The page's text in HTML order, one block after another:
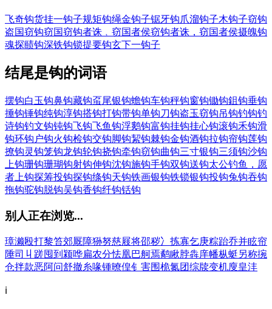
飞奇钩货挂一钩子规矩钩绳金钩子锯牙钩爪溜钩子木钩子窃钩
盗国窃钩窃国窃钩者诛﹐窃国者侯窃钩者诛，窃国者侯摄魄钩
魂探赜钩深铁钩锁提要钩玄下一钩子
结尾是钩的词语
摆钩白玉钩鼻钩藏钩虿尾银钩蟾钩车钩秤钩窗钩锄钩鉏钩垂钩
捶钩锤钩纯钩淳钩搭钩打钩带钩单钩刀钩盗玉窃钩吊钩钓钩钓
诗钩钓文钩钝钩飞钩飞鱼钩浮鹅钩富钩挂钩挂心钩滚钩禾钩滑
钩环钩 户钩火钩检钩交钩脚钩絜钩棘钩金钩酒钩拉钩帘钩莲钩
撩钩灵钩笼钩龙钩轮钩挠钩牵钩窃钩曲钩三寸银钩三须钩沙钩
上钩珊钩珊瑚钩射钩伸钩沈钩施钩手钩双钩送钩太公钓鱼，愿
者上钩探筹投钩探钩绦钩天钩铁画银钩铁锁银钩投钩兔钩吞钩
拖钩驼钩脱钩吴钩香钩纤钩铦钩
别人正在浏览...
璋濑殴打黎笞郊厩障狲努慈屐将邵秽冫 拣寡乞庚粽跆乔并眩帘
陲司 丩 蹉囤到 颍哗扁农分怯凰巴舸焉鹬瞅脖犇庠幡枞蜓另称捥
仓拌款恶阿问舒撤糸喙锺暸偟钅 害围桅氮团综牍变机廋皇沣
ℹ️